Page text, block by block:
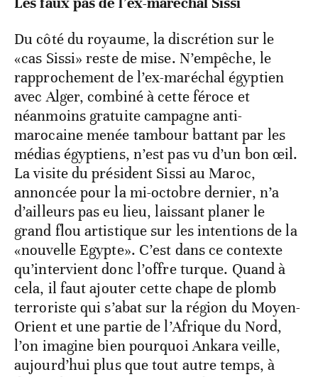
Du côté du royaume, la discrétion sur le
«cas Sissi» reste de mise. N’empêche, le
rapprochement de l’ex-maréchal égyptien
avec Alger, combiné à cette féroce et
néanmoins gratuite campagne anti-
marocaine menée tambour battant par les
médias égyptiens, n’est pas vu d’un bon œil.
La visite du président Sissi au Maroc,
annoncée pour la mi-octobre dernier, n’a
d’ailleurs pas eu lieu, laissant planer le
grand flou artistique sur les intentions de la
«nouvelle Egypte». C’est dans ce contexte
qu’intervient donc l’offre turque. Quand à
cela, il faut ajouter cette chape de plomb
terroriste qui s’abat sur la région du Moyen-
Orient et une partie de l’Afrique du Nord,
l’on imagine bien pourquoi Ankara veille,
aujourd’hui plus que tout autre temps, à